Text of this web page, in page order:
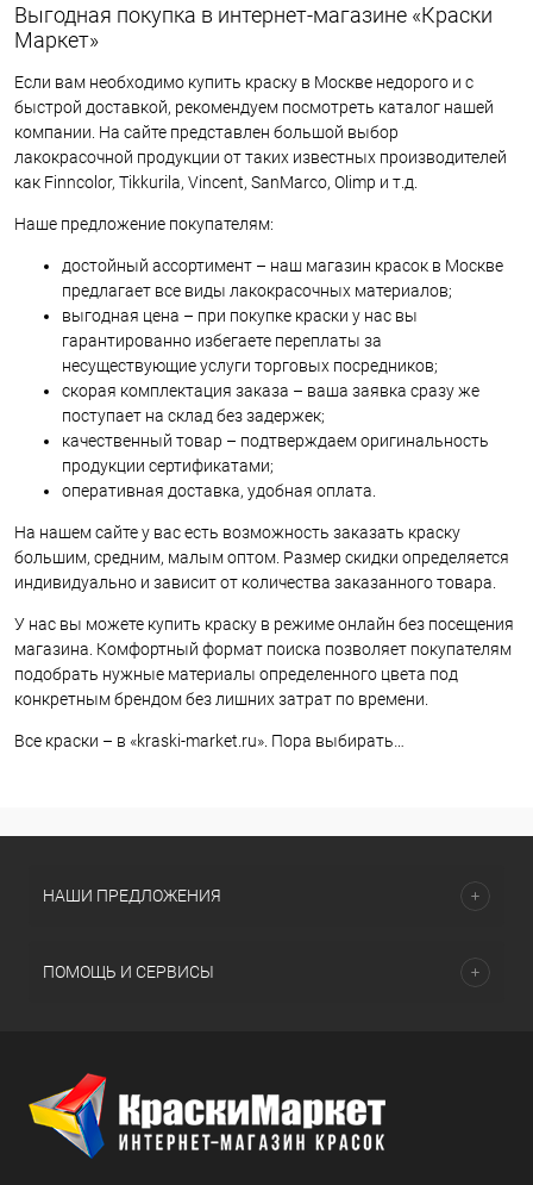
Выгодная покупка в интернет-магазине «Краски
Маркет»
Если вам необходимо купить краску в Москве недорого и с
быстрой доставкой, рекомендуем посмотреть каталог нашей
компании. На сайте представлен большой выбор
лакокрасочной продукции от таких известных производителей
как Finncolor, Tikkurila, Vincent, SanMarco, Olimp и т.д.
Наше предложение покупателям:
достойный ассортимент – наш магазин красок в Москве
предлагает все виды лакокрасочных материалов;
выгодная цена – при покупке краски у нас вы
гарантированно избегаете переплаты за
несуществующие услуги торговых посредников;
скорая комплектация заказа – ваша заявка сразу же
поступает на склад без задержек;
качественный товар – подтверждаем оригинальность
продукции сертификатами;
оперативная доставка, удобная оплата.
На нашем сайте у вас есть возможность заказать краску
большим, средним, малым оптом. Размер скидки определяется
индивидуально и зависит от количества заказанного товара.
У нас вы можете купить краску в режиме онлайн без посещения
магазина. Комфортный формат поиска позволяет покупателям
подобрать нужные материалы определенного цвета под
конкретным брендом без лишних затрат по времени.
Все краски – в «kraski-market.ru». Пора выбирать…
НАШИ ПРЕДЛОЖЕНИЯ
ПОМОЩЬ И СЕРВИСЫ